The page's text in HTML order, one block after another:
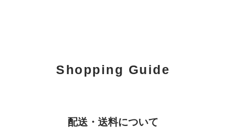
Shopping Guide
配送・送料について